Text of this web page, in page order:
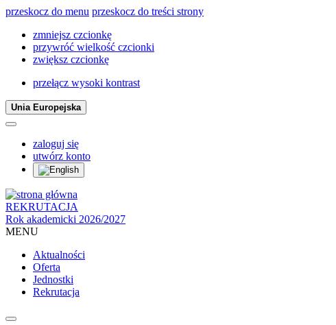
przeskocz do menu przeskocz do treści strony
zmniejsz czcionkę
przywróć wielkość czcionki
zwiększ czcionkę
przełącz wysoki kontrast
Unia Europejska
zaloguj się
utwórz konto
REKRUTACJA
Rok akademicki 2026/2027
MENU
Aktualności
Oferta
Jednostki
Rekrutacja